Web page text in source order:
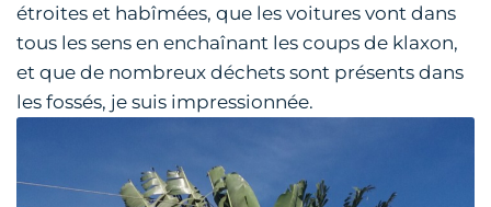
étroites et habîmées, que les voitures vont dans
tous les sens en enchaînant les coups de klaxon,
et que de nombreux déchets sont présents dans
les fossés, je suis impressionnée.